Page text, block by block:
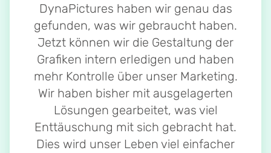
DynaPictures haben wir genau das
gefunden, was wir gebraucht haben.
Jetzt können wir die Gestaltung der
Grafiken intern erledigen und haben
mehr Kontrolle über unser Marketing.
Wir haben bisher mit ausgelagerten
Lösungen gearbeitet, was viel
Enttäuschung mit sich gebracht hat.
Dies wird unser Leben viel einfacher